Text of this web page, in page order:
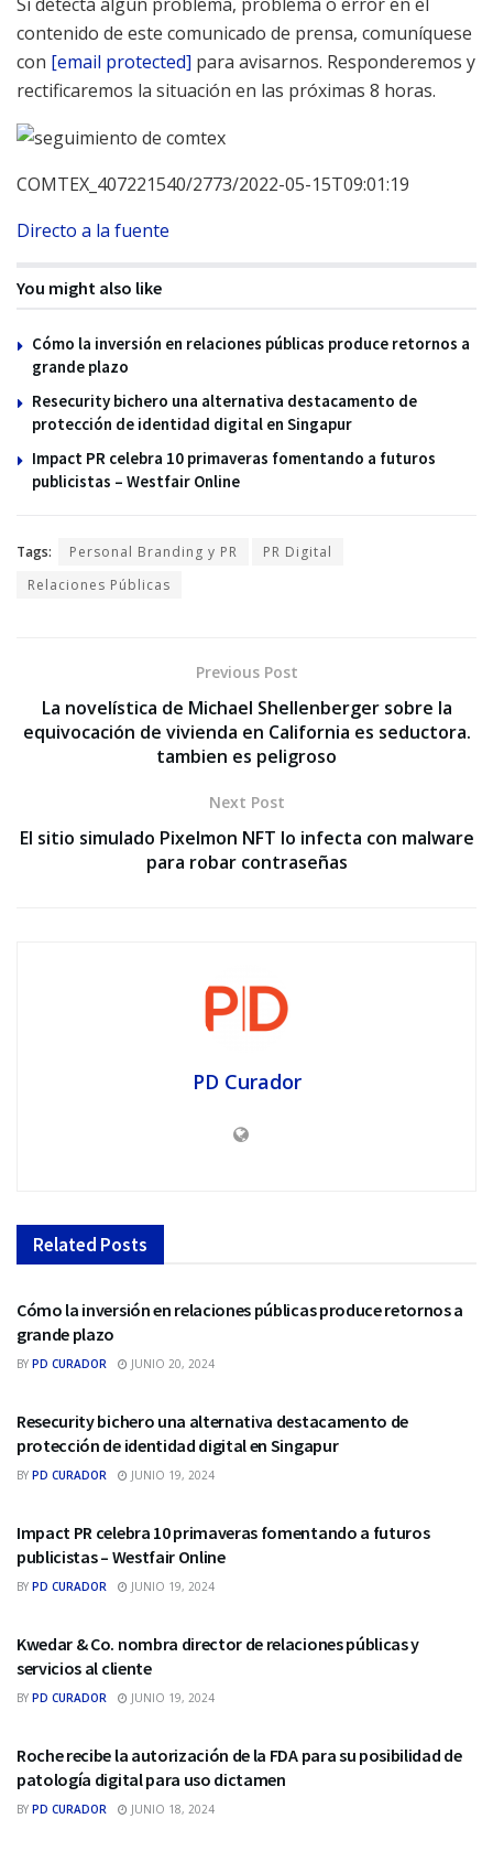
contenido de este comunicado de prensa, comuníquese
con [email protected] para avisarnos. Responderemos y
rectificaremos la situación en las próximas 8 horas.
COMTEX_407221540/2773/2022-05-15T09:01:19
Directo a la fuente
You might also like
Cómo la inversión en relaciones públicas produce retornos a
grande plazo
Resecurity bichero una alternativa destacamento de
protección de identidad digital en Singapur
Impact PR celebra 10 primaveras fomentando a futuros
publicistas – Westfair Online
Tags: Personal Branding y PR
PR Digital
Relaciones Públicas
Previous Post
La novelística de Michael Shellenberger sobre la
equivocación de vivienda en California es seductora.
tambien es peligroso
Next Post
El sitio simulado Pixelmon NFT lo infecta con malware
para robar contraseñas
PD Curador
Related Posts
RELACIONES PÙBLICAS
Cómo la inversión en relaciones públicas produce retornos a
grande plazo
BY PD CURADOR JUNIO 20, 2024
RELACIONES PÙBLICAS
Resecurity bichero una alternativa destacamento de
protección de identidad digital en Singapur
BY PD CURADOR JUNIO 19, 2024
RELACIONES PÙBLICAS
Impact PR celebra 10 primaveras fomentando a futuros
publicistas – Westfair Online
BY PD CURADOR JUNIO 19, 2024
RELACIONES PÙBLICAS
Kwedar & Co. nombra director de relaciones públicas y
servicios al cliente
BY PD CURADOR JUNIO 19, 2024
RELACIONES PÙBLICAS
Roche recibe la autorización de la FDA para su posibilidad de
patología digital para uso dictamen
BY PD CURADOR JUNIO 18, 2024